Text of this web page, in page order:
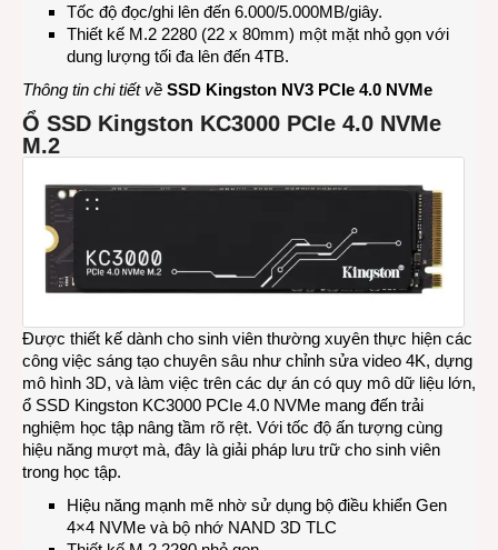
Tốc độ đọc/ghi lên đến 6.000/5.000MB/giây.
Thiết kế M.2 2280 (22 x 80mm) một mặt nhỏ gọn với
dung lượng tối đa lên đến 4TB.
Thông tin chi tiết về SSD Kingston NV3 PCIe 4.0 NVMe
Ổ SSD Kingston KC3000 PCIe 4.0 NVMe
M.2
Được thiết kế dành cho sinh viên thường xuyên thực hiện các
công việc sáng tạo chuyên sâu như chỉnh sửa video 4K, dựng
mô hình 3D, và làm việc trên các dự án có quy mô dữ liệu lớn,
ổ SSD Kingston KC3000 PCIe 4.0 NVMe mang đến trải
nghiệm học tập nâng tầm rõ rệt. Với tốc độ ấn tượng cùng
hiệu năng mượt mà, đây là giải pháp lưu trữ cho sinh viên
trong học tập.
Hiệu năng mạnh mẽ nhờ sử dụng bộ điều khiển Gen
4×4 NVMe và bộ nhớ NAND 3D TLC